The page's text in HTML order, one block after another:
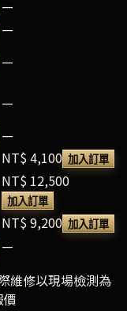
—
—
—
—
—
NT$ 4,100 加入訂單
NT$ 12,500
加入訂單
NT$ 9,200 加入訂單
—
維修以現場檢測為